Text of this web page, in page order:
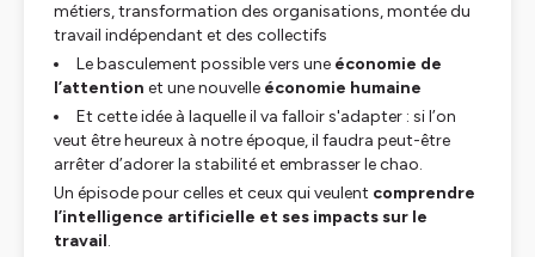
métiers, transformation des organisations, montée du
travail indépendant et des collectifs
Le basculement possible vers une économie de
l’attention et une nouvelle économie humaine
Et cette idée à laquelle il va falloir s'adapter : si l’on
veut être heureux à notre époque, il faudra peut-être
arrêter d’adorer la stabilité et embrasser le chao.
Un épisode pour celles et ceux qui veulent comprendre
l’intelligence artificielle et ses impacts sur le
travail.